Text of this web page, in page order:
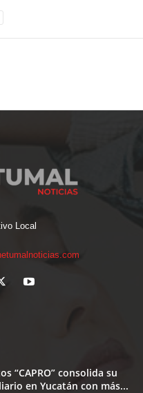
Local
“CAPRO” consolida su
en Yucatán con más...